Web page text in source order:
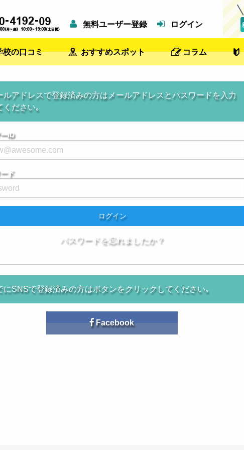
無料ユーザー登録 ログイン
校の口コミ おすすめスポット コラム
ルアドレスで登録済みの方はメールアドレスとパスワードを入力
ください｡
ID
ド
ログイン
パスワードを忘れましたか？
にSNSで登録済みの方はボタンをクリックしてください｡
Facebook